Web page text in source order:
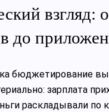
взгляд:
до
бюджетирование
зарплата
раскладывали по